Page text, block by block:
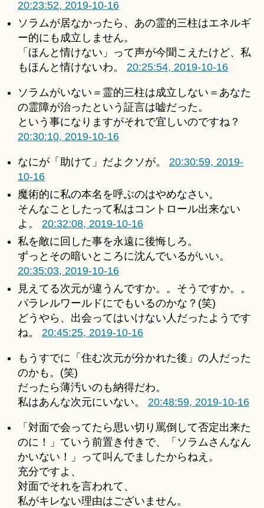
20:23:52, 2019-10-16
ソラムが居なかったら、あの霊的三柱はエネルギ
ー的にも成立しません。
「ほんと情けない」って声が今聞こえたけど、私
もほんと情けないわ。 20:25:54, 2019-10-16
ソラムがいない＝霊的三柱は成立しない＝あなた
の霊障が治ったという証言は嘘だった。
という事になりますがそれで宜しいのですね？
20:30:10, 2019-10-16
なにが「助けて」だよクソが。 20:30:59, 2019-
10-16
魔術的に私の本名を呼ぶのはやめなさい。
そんなことしたって私はコントロール出来ない
よ。 20:32:08, 2019-10-16
私を敵に回した事を永遠に後悔しろ。
ずっとその暗いところに沈んでいるがいい。
20:35:03, 2019-10-16
見えてる次元が違うんですか。。そうですか。。
パラレルワールドにでもいるのかな？(笑)
どうやら、出会ってはいけない人だったようです
ね。 20:45:25, 2019-10-16
もうすでに「住む次元が分かれた後」の人だった
のかも。(笑)
だったら薄汚いのも納得だわ。
私はあんな次元にいない。 20:48:59, 2019-10-16
「対面で会ってたら思い切り罵倒して否定出来た
のに！」ていう前置き付きで、「ソラムさんなん
かいない！」って叫んでましたからねえ。
充分ですよ、
対面でそれを言われて、
私がキレない理由はございません。